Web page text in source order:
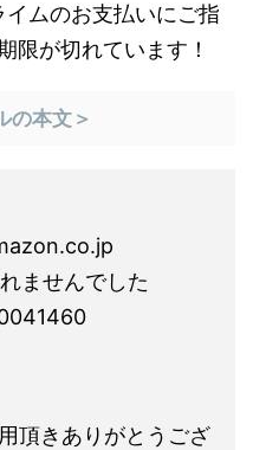
ムのお支払いにご指
限が切れています！
の本文＞
ませんでした
頂きありがとうござ